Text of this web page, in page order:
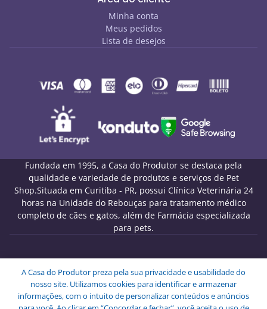
Minha conta
Meus pedidos
Lista de desejos
Fundada em 1995, a Casa do Produtor se destaca pela
qualidade e variedade de produtos e serviços de Pet
Shop.Situada em Curitiba - PR, possui Clínica Veterinária 24
horas na Unidade do Rebouças para tratamento médico
completo de cães e gatos, além de Farmácia especializada
para pets.
09.439.591/0001-72
Endereço: Rua Engenheiros Rebouças, 1826 - Rebouças -
Curitiba - PR - CEP: 80230-040.
A Casa do Produtor preza pela sua privacidade e usabilidade do
nosso site. Utilizamos cookies para identificar e armazenar
informações, com o intuito de personalizar conteúdos e anúncios